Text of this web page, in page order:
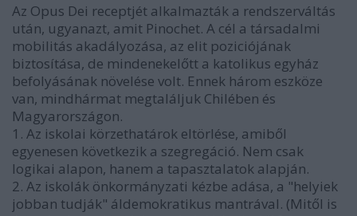
Az Opus Dei receptjét alkalmazták a rendszerváltás
után, ugyanazt, amit Pinochet. A cél a társadalmi
mobilitás akadályozása, az elit poziciójának
biztosítása, de mindenekelőtt a katolikus egyház
befolyásának növelése volt. Ennek három eszköze
van, mindhármat megtaláljuk Chilében és
Magyarországon.
1. Az iskolai körzethatárok eltörlése, amiből
egyenesen következik a szegregáció. Nem csak
logikai alapon, hanem a tapasztalatok alapján.
2. Az iskolák önkormányzati kézbe adása, a "helyiek
jobban tudják" áldemokratikus mantrával. (Mitől is